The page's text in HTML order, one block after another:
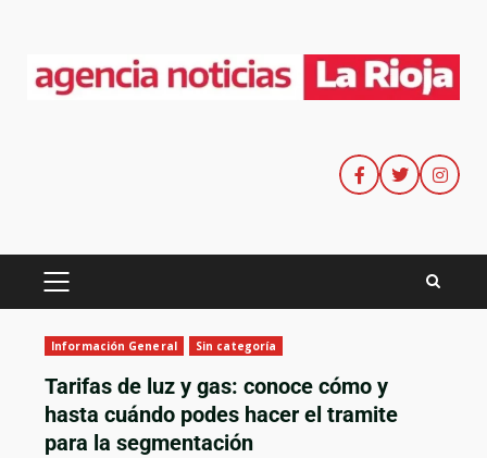
Información General Sin categoría
Tarifas de luz y gas: conoce cómo y
hasta cuándo podes hacer el tramite
para la segmentación